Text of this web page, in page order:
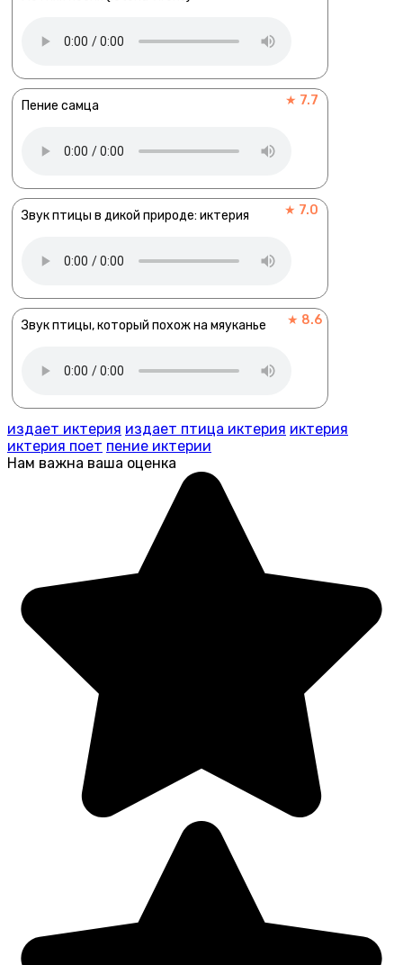
Пение самца ★ 7.7
Звук птицы в дикой природе: иктерия ★ 7.0
Звук птицы, который похож на мяуканье ★ 8.6
издает иктерия издает птица иктерия иктерия
иктерия поет пение иктерии
Нам важна ваша оценка